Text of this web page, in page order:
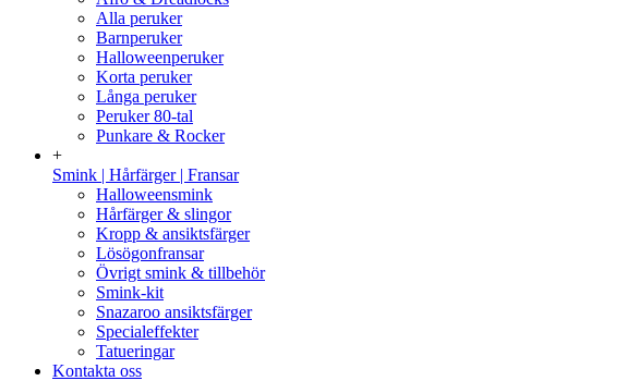
Alla peruker
Barnperuker
Halloweenperuker
Korta peruker
Långa peruker
Peruker 80-tal
Punkare & Rocker
+
Smink | Hårfärger | Fransar
Halloweensmink
Hårfärger & slingor
Kropp & ansiktsfärger
Lösögonfransar
Övrigt smink & tillbehör
Smink-kit
Snazaroo ansiktsfärger
Specialeffekter
Tatueringar
Kontakta oss